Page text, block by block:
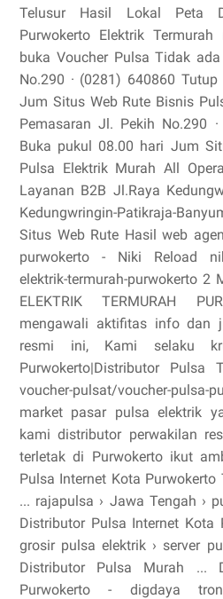
Telusur Hasil Lokal Peta
Purwokerto Elektrik
buka Voucher Pulsa Tidak
No.290 · (0281) 640860
Jum Situs Web Rute Bisnis
Pemasaran Jl. Pekih No.290
Buka pukul 08.00 hari Jum
Pulsa Elektrik Murah All
Layanan B2B Jl.Raya
Kedungwringin-Patikraja-
Situs Web Rute Hasil web
purwokerto - Niki Reload
elektrik-termurah-purwokerto 2
ELEKTRIK TERMURAH
mengawali aktifitas info dan
resmi ini, Kami selaku
Purwokerto|Distributor Pulsa
voucher-pulsat/voucher-
market pasar pulsa elektrik
kami distributor perwakilan
terletak di Purwokerto ikut
Pulsa Internet Kota Purwokerto
... rajapulsa › Jawa Tengah ›
Distributor Pulsa Internet Kota
grosir pulsa elektrik › server
Distributor Pulsa Murah ...
Purwokerto - digdaya